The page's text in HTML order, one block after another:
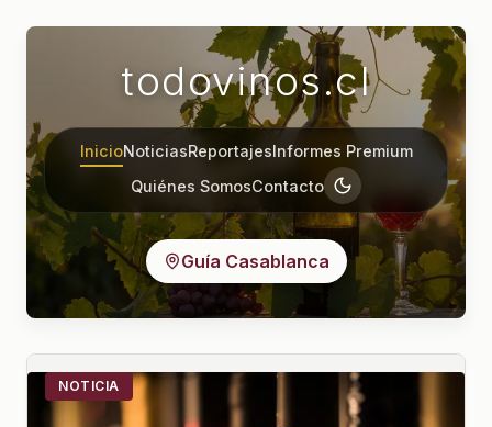
todovinos.cl
InicioNoticiasReportajesInformes Premium
Quiénes SomosContacto
Guía Casablanca
NOTICIA